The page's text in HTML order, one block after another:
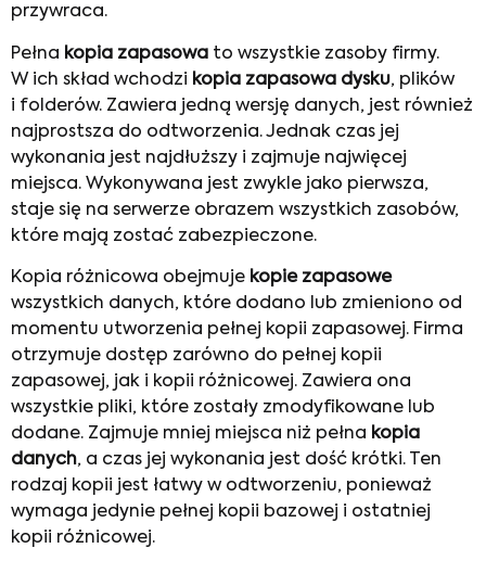
przywraca.
Pełna kopia zapasowa to wszystkie zasoby firmy.
W ich skład wchodzi kopia zapasowa dysku, plików
i folderów. Zawiera jedną wersję danych, jest również
najprostsza do odtworzenia. Jednak czas jej
wykonania jest najdłuższy i zajmuje najwięcej
miejsca. Wykonywana jest zwykle jako pierwsza,
staje się na serwerze obrazem wszystkich zasobów,
które mają zostać zabezpieczone.
Kopia różnicowa obejmuje kopie zapasowe
wszystkich danych, które dodano lub zmieniono od
momentu utworzenia pełnej kopii zapasowej. Firma
otrzymuje dostęp zarówno do pełnej kopii
zapasowej, jak i kopii różnicowej. Zawiera ona
wszystkie pliki, które zostały zmodyfikowane lub
dodane. Zajmuje mniej miejsca niż pełna kopia
danych, a czas jej wykonania jest dość krótki. Ten
rodzaj kopii jest łatwy w odtworzeniu, ponieważ
wymaga jedynie pełnej kopii bazowej i ostatniej
kopii różnicowej.